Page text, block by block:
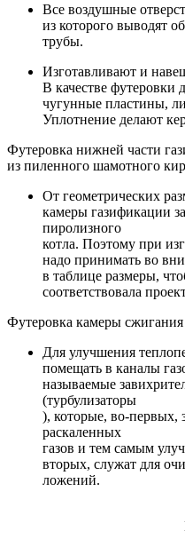
Все воздушные
из которого выводят
трубы.
Изготавливают и
В качестве
чугунные пластины,
Уплотнение делают
Футеровка нижней части
из пиленного шамотного
От геометрических
камеры газификации
пиролизного
котла. Поэтому при
надо принимать во
в таблице размеры,
соответствовала
Футеровка камеры сжигания
Для улучшения
помещать в каналы
называемые
(турбулизаторы
), которые, во-первых,
раскаленных
газов и тем самым
вторых, служат для
ложений.